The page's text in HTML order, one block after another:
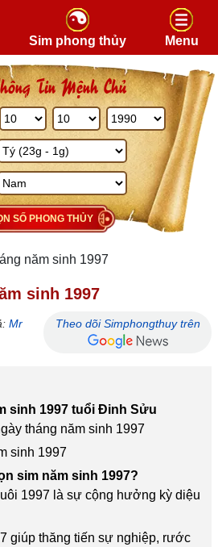
Skip to content
Sim phong thủy Menu
Tin Mệnh Chủ
SỐ PHONG THỦY
năm sinh 1997
sinh 1997
Mr
Theo dõi Simphongthuy trên
sinh 1997 tuổi Đinh Sửu
tháng năm sinh 1997
sinh 1997
sim năm sinh 1997?
1997 là sự cộng hưởng kỳ diệu
giúp thăng tiến sự nghiệp, rước